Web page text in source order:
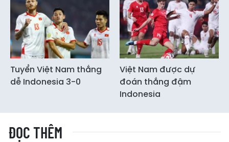
Tuyển Việt Nam thắng
dễ Indonesia 3-0
Việt Nam được dự
đoán thắng đậm
Indonesia
ĐỌC THÊM